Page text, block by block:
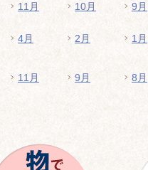
11月 10月 9月
4月 2月 1月
11月 9月 8月